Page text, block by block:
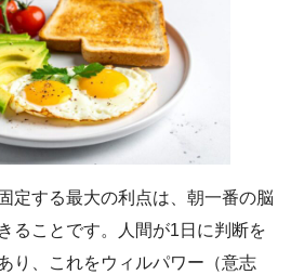
定する最大の利点は、朝一番の脳
ることです。人間が1日に判断を
り、これをウィルパワー（意志